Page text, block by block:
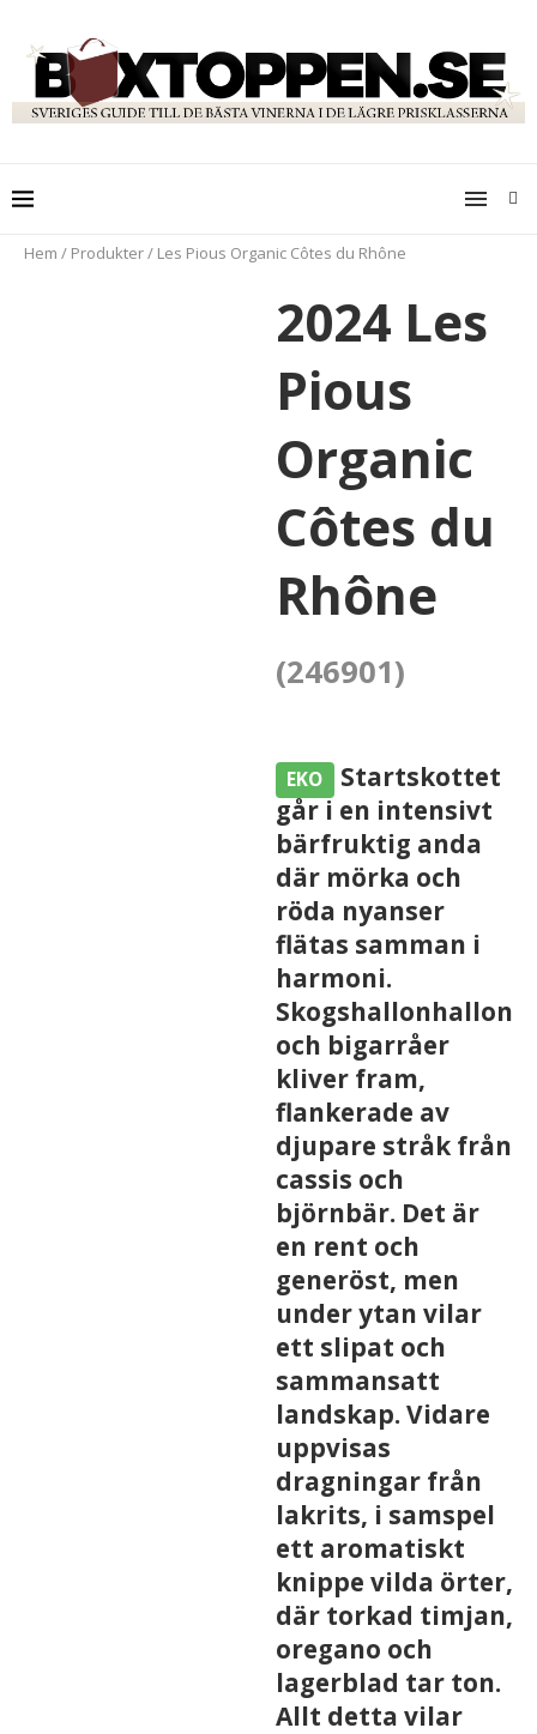
Hem / Produkter/ Les Pious Organic Côtes du Rhône
2024 Les
Pious
Organic
Côtes du
Rhône
(246901)
EKO Startskottet
går i en intensivt
bärfruktig anda
där mörka och
röda nyanser
flätas samman i
harmoni.
Skogshallonhallon
och bigarråer
kliver fram,
flankerade av
djupare stråk från
cassis och
björnbär. Det är
en rent och
generöst, men
under ytan vilar
ett slipat och
sammansatt
landskap. Vidare
uppvisas
dragningar från
lakrits, i samspel
ett aromatiskt
knippe vilda örter,
där torkad timjan,
oregano och
lagerblad tar ton.
Allt detta vilar